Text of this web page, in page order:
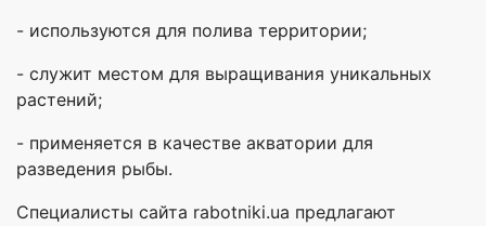
- используются для полива территории;
- служит местом для выращивания уникальных
растений;
- применяется в качестве акватории для
разведения рыбы.
Специалисты сайта rabotniki.ua предлагают